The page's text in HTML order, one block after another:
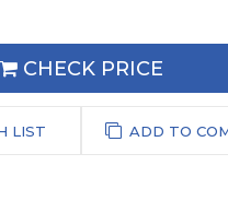
CHECK PRICE
LIST ADD TO